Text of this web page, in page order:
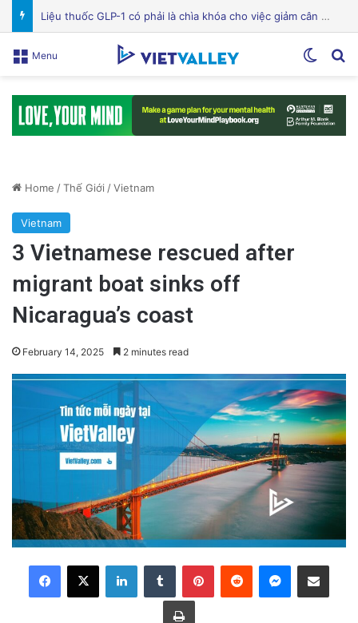
Bệnh viện Silicon Valley: Một trong những cơ sở y tế hàng đầu tại Mỹ
Menu
Home /Thế Giới /Vietnam
Vietnam
3 Vietnamese rescued after
migrant boat sinks off
Nicaragua’s coast
February 14, 2025 2 minutes read
LinkedInTumblr PinterestReddit Messenger
Share via Email
Print